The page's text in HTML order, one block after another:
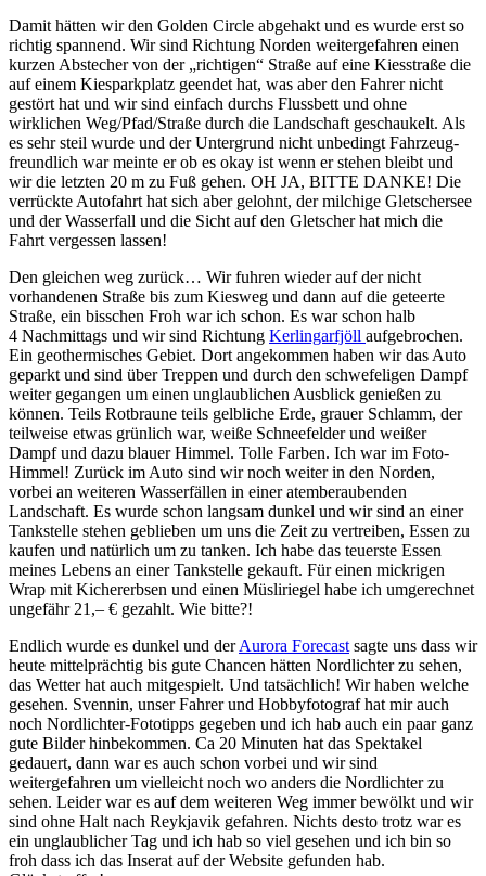
Damit hätten wir den Golden Circle abgehakt und es wurde erst so
richtig spannend. Wir sind Richtung Norden weitergefahren einen
kurzen Abstecher von der „richtigen“ Straße auf eine Kiesstraße die
auf einem Kiesparkplatz geendet hat, was aber den Fahrer nicht
gestört hat und wir sind einfach durchs Flussbett und ohne
wirklichen Weg/Pfad/Straße durch die Landschaft geschaukelt. Als
es sehr steil wurde und der Untergrund nicht unbedingt Fahrzeug-
freundlich war meinte er ob es okay ist wenn er stehen bleibt und
wir die letzten 20 m zu Fuß gehen. OH JA, BITTE DANKE! Die
verrückte Autofahrt hat sich aber gelohnt, der milchige Gletschersee
und der Wasserfall und die Sicht auf den Gletscher hat mich die
Fahrt vergessen lassen!
Den gleichen weg zurück… Wir fuhren wieder auf der nicht
vorhandenen Straße bis zum Kiesweg und dann auf die geteerte
Straße, ein bisschen Froh war ich schon. Es war schon halb
4 Nachmittags und wir sind Richtung Kerlingarfjöll aufgebrochen.
Ein geothermisches Gebiet. Dort angekommen haben wir das Auto
geparkt und sind über Treppen und durch den schwefeligen Dampf
weiter gegangen um einen unglaublichen Ausblick genießen zu
können. Teils Rotbraune teils gelbliche Erde, grauer Schlamm, der
teilweise etwas grünlich war, weiße Schneefelder und weißer
Dampf und dazu blauer Himmel. Tolle Farben. Ich war im Foto-
Himmel! Zurück im Auto sind wir noch weiter in den Norden,
vorbei an weiteren Wasserfällen in einer atemberaubenden
Landschaft. Es wurde schon langsam dunkel und wir sind an einer
Tankstelle stehen geblieben um uns die Zeit zu vertreiben, Essen zu
kaufen und natürlich um zu tanken. Ich habe das teuerste Essen
meines Lebens an einer Tankstelle gekauft. Für einen mickrigen
Wrap mit Kichererbsen und einen Müsliriegel habe ich umgerechnet
ungefähr 21,– € gezahlt. Wie bitte?!
Endlich wurde es dunkel und derAurora Forecast sagte uns dass wir
heute mittelprächtig bis gute Chancen hätten Nordlichter zu sehen,
das Wetter hat auch mitgespielt. Und tatsächlich! Wir haben welche
gesehen. Svennin, unser Fahrer und Hobbyfotograf hat mir auch
noch Nordlichter-Fototipps gegeben und ich hab auch ein paar ganz
gute Bilder hinbekommen. Ca 20 Minuten hat das Spektakel
gedauert, dann war es auch schon vorbei und wir sind
weitergefahren um vielleicht noch wo anders die Nordlichter zu
sehen. Leider war es auf dem weiteren Weg immer bewölkt und wir
sind ohne Halt nach Reykjavik gefahren. Nichts desto trotz war es
ein unglaublicher Tag und ich hab so viel gesehen und ich bin so
froh dass ich das Inserat auf der Website gefunden hab.